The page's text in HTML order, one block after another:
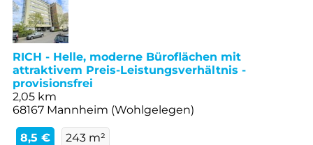
RICH - Helle, moderne Büroflächen mit
attraktivem Preis-Leistungsverhältnis -
provisionsfrei
2,05 km
68167 Mannheim (Wohlgelegen)
8,5 € 243 m²